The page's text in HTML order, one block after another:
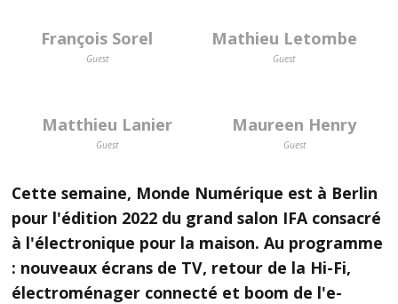
François Sorel
Guest
Mathieu Letombe
Guest
Matthieu Lanier
Guest
Maureen Henry
Guest
Cette semaine, Monde Numérique est à Berlin
pour l'édition 2022 du grand salon IFA consacré
à l'électronique pour la maison. Au programme
: nouveaux écrans de TV, retour de la Hi-Fi,
électroménager connecté et boom de l'e-